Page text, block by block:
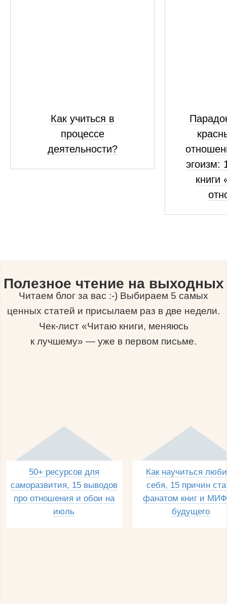
Как учиться в
процессе
деятельности?
эгоизм:
книги
Полезное чтение на выходных
Читаем блог за вас :-) Выбираем 5 самых
ценных статей и присылаем раз в две недели.
Чек-лист «Читаю книги, меняюсь
к лучшему» — уже в первом письме.
50+ ресурсов для
саморазвития, 15 выводов
про отношения и обои на
июль
Как научиться
себя, 15 причин
фанатом книг и
будущего